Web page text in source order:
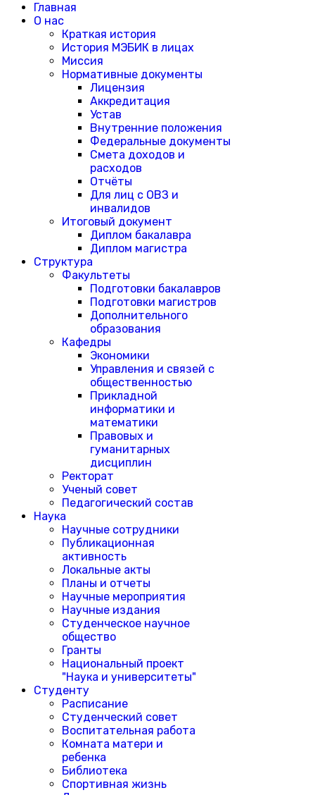
Главная
О нас
Краткая история
История МЭБИК в лицах
Миссия
Нормативные документы
Лицензия
Аккредитация
Устав
Внутренние положения
Федеральные документы
Смета доходов и
расходов
Отчёты
Для лиц с ОВЗ и
инвалидов
Итоговый документ
Диплом бакалавра
Диплом магистра
Структура
Факультеты
Подготовки бакалавров
Подготовки магистров
Дополнительного
образования
Кафедры
Экономики
Управления и связей с
общественностью
Прикладной
информатики и
математики
Правовых и
гуманитарных
дисциплин
Ректорат
Ученый совет
Педагогический состав
Наука
Научные сотрудники
Публикационная
активность
Локальные акты
Планы и отчеты
Научные мероприятия
Научные издания
Студенческое научное
общество
Гранты
Национальный проект
"Наука и университеты"
Студенту
Расписание
Студенческий совет
Воспитательная работа
Комната матери и
ребенка
Библиотека
Спортивная жизнь